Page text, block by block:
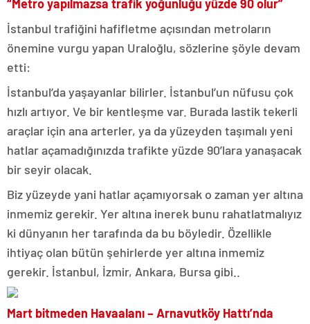
“Metro yapılmazsa trafik yoğunluğu yüzde 90 olur”
İstanbul trafiğini hafifletme açısından metroların
önemine vurgu yapan Uraloğlu, sözlerine şöyle devam
etti:
İstanbul’da yaşayanlar bilirler. İstanbul’un nüfusu çok
hızlı artıyor. Ve bir kentleşme var. Burada lastik tekerli
araçlar için ana arterler, ya da yüzeyden taşımalı yeni
hatlar açamadığınızda trafikte yüzde 90’lara yanaşacak
bir seyir olacak.
Biz yüzeyde yani hatlar açamıyorsak o zaman yer altına
inmemiz gerekir. Yer altına inerek bunu rahatlatmalıyız
ki dünyanın her tarafında da bu böyledir. Özellikle
ihtiyaç olan bütün şehirlerde yer altına inmemiz
gerekir. İstanbul, İzmir, Ankara, Bursa gibi..
Mart bitmeden Havaalanı – Arnavutköy Hattı’nda